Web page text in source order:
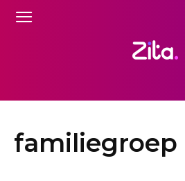
familiegroep